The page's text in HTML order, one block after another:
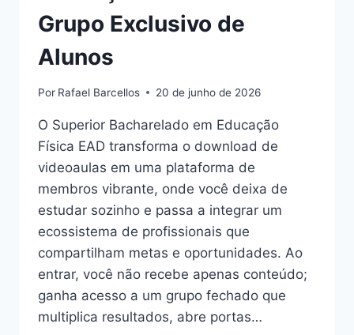
Grupo Exclusivo de
Alunos
Por Rafael Barcellos 20 de junho de 2026
O Superior Bacharelado em Educação
Física EAD transforma o download de
videoaulas em uma plataforma de
membros vibrante, onde você deixa de
estudar sozinho e passa a integrar um
ecossistema de profissionais que
compartilham metas e oportunidades. Ao
entrar, você não recebe apenas conteúdo;
ganha acesso a um grupo fechado que
multiplica resultados, abre portas…